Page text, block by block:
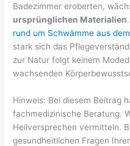
Badezimmer eroberten,
ursprünglichen Materialien
rund um Schwämme aus
stark sich das
zur Natur folgt keinem
wachsenden
Hinweis: Bei diesem Beitrag
fachmedizinische Beratung.
Heilversprechen vermitteln.
gesundheitlichen Fragen